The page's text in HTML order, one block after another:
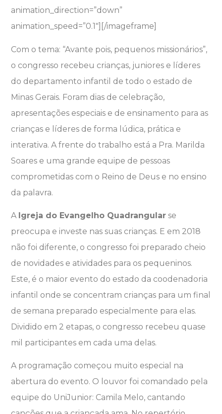
animation_direction=”down”
animation_speed=”0.1″]
[/imageframe]
Com o tema: “Avante pois, pequenos missionários”,
o congresso recebeu crianças, juniores e líderes
do departamento infantil de todo o estado de
Minas Gerais. Foram dias de celebração,
apresentações especiais e de ensinamento para as
crianças e líderes de forma lúdica, prática e
interativa. A frente do trabalho está a Pra. Marilda
Soares e uma grande equipe de pessoas
comprometidas com o Reino de Deus e no ensino
da palavra.
A Igreja do Evangelho Quadrangular se
preocupa e investe nas suas crianças. E em 2018
não foi diferente, o congresso foi preparado cheio
de novidades e atividades para os pequeninos.
Este, é o maior evento do estado da coodenadoria
infantil onde se concentram crianças para um final
de semana preparado especialmente para elas.
Dividido em 2 etapas, o congresso recebeu quase
mil participantes em cada uma delas.
A programação começou muito especial na
abertura do evento. O louvor foi comandado pela
equipe do UniJunior: Camila Melo, cantando